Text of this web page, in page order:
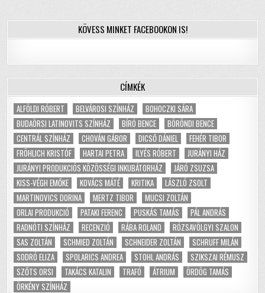
KÖVESS MINKET FACEBOOKON IS!
CÍMKÉK
ALFÖLDI RÓBERT BELVÁROSI SZÍNHÁZ
BOHOCZKI SÁRA
BUDAÖRSI LATINOVITS SZÍNHÁZ
BÍRÓ BENCE
BÖRÖNDI BENCE
CENTRÁL SZÍNHÁZ
CHOVÁN GÁBOR DICSŐ DÁNIEL
FEHÉR TIBOR
FRÖHLICH KRISTÓF
HARTAI PETRA ILYÉS RÓBERT
JURÁNYI HÁZ
JURÁNYI PRODUKCIÓS KÖZÖSSÉGI INKUBÁTORHÁZ
JÁRÓ ZSUZSA
KISS-VÉGH EMŐKE
KOVÁCS MÁTÉ KRITIKA
LÁSZLÓ ZSOLT
MARTINOVICS DORINA
MERTZ TIBOR
MUCSI ZOLTÁN
ORLAI PRODUKCIÓ
PATAKI FERENC PUSKÁS TAMÁS
PÁL ANDRÁS
RADNÓTI SZÍNHÁZ
RECENZIÓ RÁBA ROLAND
RÓZSAVÖLGYI SZALON
SAS ZOLTÁN
SCHMIED ZOLTÁN SCHNEIDER ZOLTÁN
SCHRUFF MILÁN
SODRÓ ELIZA
SPOLARICS ANDREA STOHL ANDRÁS
SZIKSZAI RÉMUSZ
SZŐTS ORSI
TAKÁCS KATALIN TRAFÓ ÁTRIUM
ÖRDÖG TAMÁS
ÖRKÉNY SZÍNHÁZ